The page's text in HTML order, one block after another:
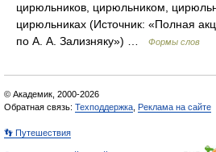
цирюльников, цирюльником,
цирюльниках (Источник: «Полная
по А. А. Зализняку») …
Формы слов
© Академик, 2000-2026
Обратная связь: Техподдержка Реклама на сайте
👣 Путешествия